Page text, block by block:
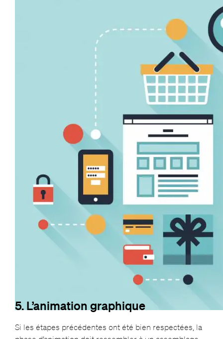
5. L’animation graphique
Si les étapes précédentes ont été bien respectées, la